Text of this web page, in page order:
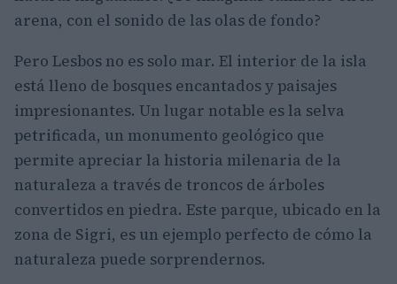
arena, con el sonido de las olas de fondo?
Pero Lesbos no es solo mar. El interior de la isla
está lleno de bosques encantados y paisajes
impresionantes. Un lugar notable es la selva
petrificada, un monumento geológico que
permite apreciar la historia milenaria de la
naturaleza a través de troncos de árboles
convertidos en piedra. Este parque, ubicado en la
zona de Sigri, es un ejemplo perfecto de cómo la
naturaleza puede sorprendernos.